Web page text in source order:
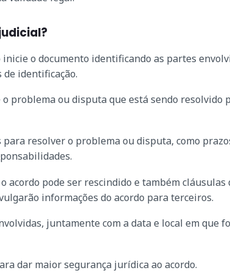
o documento identificando as partes
de identificação.
problema ou disputa que está sendo resolvido
resolver o problema ou disputa, como
pode ser rescindido e também cláusulas
informações do acordo para terceiros.
juntamente com a data e local em que
dar maior segurança jurídica ao acordo.